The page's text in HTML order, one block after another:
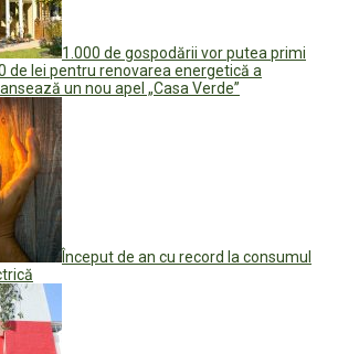
1.000 de gospodării vor putea primi
de lei pentru renovarea energetică a
un nou apel „Casa Verde”
Început de an cu record la consumul